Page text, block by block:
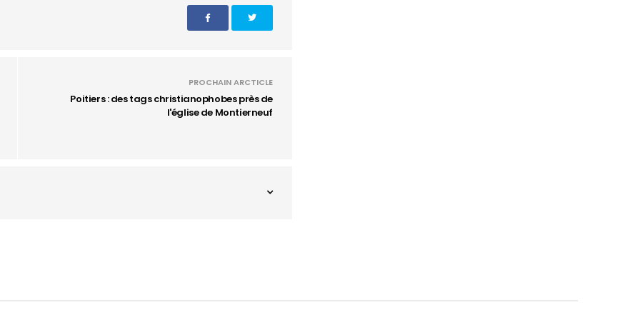
PROCHAIN ARCTICLE
Poitiers : des tags christianophobes près de
l'église de Montierneuf